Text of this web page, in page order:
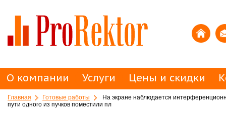
О компании Услуги Цены и скидки
Главная Готовые работы
На экране наблюдается
пути одного из пучков поместили пл